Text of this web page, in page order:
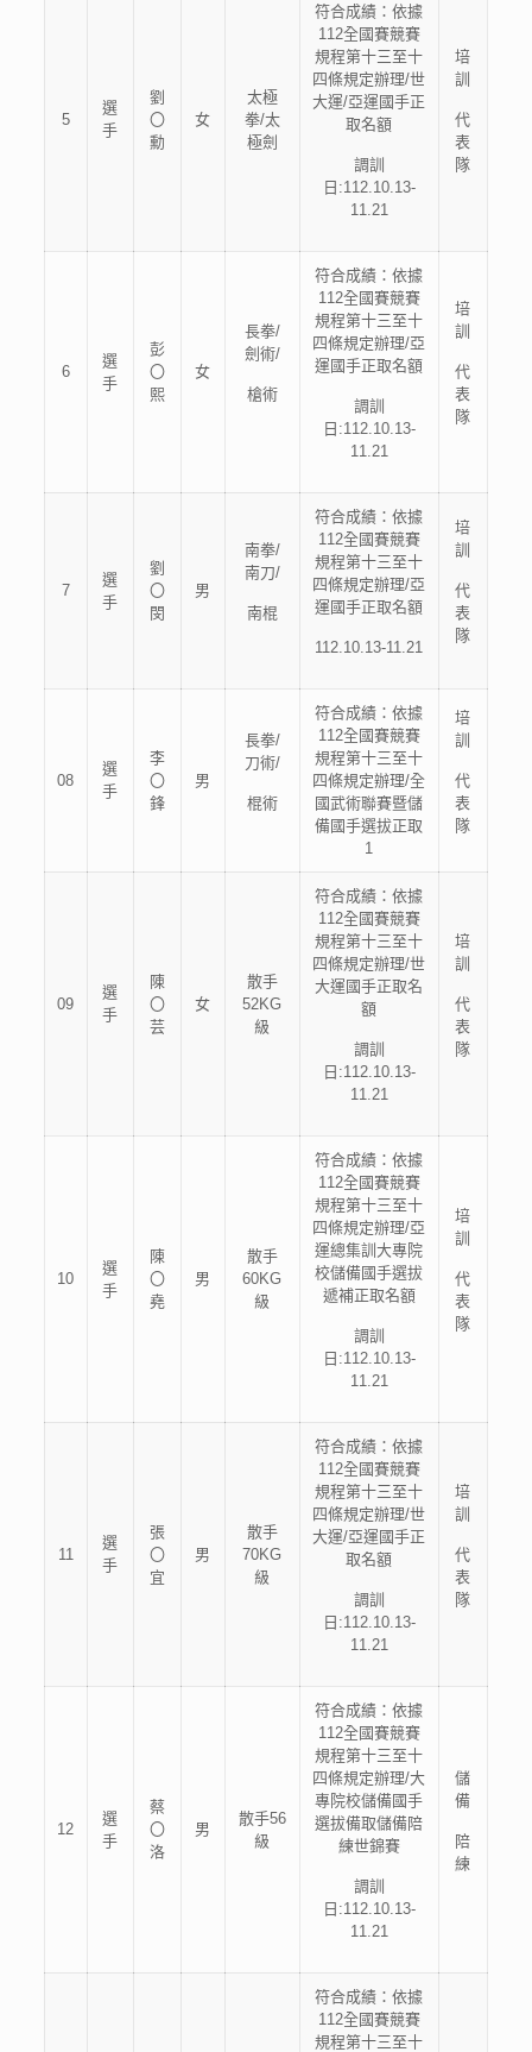
5
選
手
劉
〇
勳
女
太極
拳/太
極劍
符合成績：依據
112全國賽競賽
規程第十三至十
四條規定辦理/世
大運/亞運國手正
取名額
調訓
日:112.10.13-
11.21
培
訓
代
表
隊
6
選
手
彭
〇
熙
女
長拳/
劍術/
槍術
符合成績：依據
112全國賽競賽
規程第十三至十
四條規定辦理/亞
運國手正取名額
調訓
日:112.10.13-
11.21
培
訓
代
表
隊
7
選
手
劉
〇
閔
男
南拳/
南刀/
南棍
符合成績：依據
112全國賽競賽
規程第十三至十
四條規定辦理/亞
運國手正取名額
112.10.13-11.21
培
訓
代
表
隊
08
選
手
李
〇
鋒
男
長拳/
刀術/
棍術
符合成績：依據
112全國賽競賽
規程第十三至十
四條規定辦理/全
國武術聯賽暨儲
備國手選拔正取
1
培
訓
代
表
隊
09
選
手
陳
〇
芸
女
散手
52KG
級
符合成績：依據
112全國賽競賽
規程第十三至十
四條規定辦理/世
大運國手正取名
額
調訓
日:112.10.13-
11.21
培
訓
代
表
隊
10
選
手
陳
〇
堯
男
散手
60KG
級
符合成績：依據
112全國賽競賽
規程第十三至十
四條規定辦理/亞
運總集訓大專院
校儲備國手選拔
遞補正取名額
調訓
日:112.10.13-
11.21
培
訓
代
表
隊
11
選
手
張
〇
宜
男
散手
70KG
級
符合成績：依據
112全國賽競賽
規程第十三至十
四條規定辦理/世
大運/亞運國手正
取名額
調訓
日:112.10.13-
11.21
培
訓
代
表
隊
12
選
手
蔡
〇
洛
男
散手56
級
符合成績：依據
112全國賽競賽
規程第十三至十
四條規定辦理/大
專院校儲備國手
選拔備取儲備陪
練世錦賽
調訓
日:112.10.13-
11.21
儲
備
陪
練
符合成績：依據
112全國賽競賽
規程第十三至十